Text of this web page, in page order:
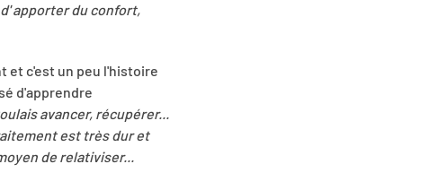
apporter du confort,
et c'est un peu l'histoire
d'apprendre
avancer, récupérer...
est très dur et
de relativiser...